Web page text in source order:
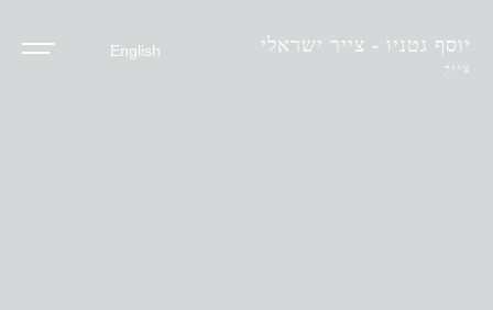
יוסף גטניו - צייר ישראלי
צייר
English